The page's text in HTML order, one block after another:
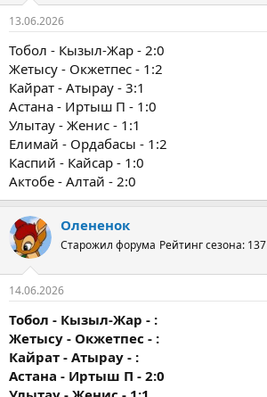
13.06.2026
Тобол - Кызыл-Жар - 2:0
Жетысу - Окжетпес - 1:2
Кайрат - Атырау - 3:1
Астана - Иртыш П - 1:0
Улытау - Женис - 1:1
Елимай - Ордабасы - 1:2
Каспий - Кайсар - 1:0
Актобе - Алтай - 2:0
Олененок
Старожил форума Рейтинг сезона: 137
14.06.2026
Тобол - Кызыл-Жар - :
Жетысу - Окжетпес - :
Кайрат - Атырау - :
Астана - Иртыш П - 2:0